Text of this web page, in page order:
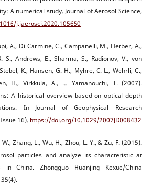
A numerical study. Journal of Aerosol Science,
j.jaerosci.2020.105650
A., Di Carmine, C., Campanelli, M., Herber, A.,
S., Andrews, E., Sharma, S., Radionov, V., von
K., Hansen, G. H., Myhre, C. L., Wehrli, C.,
H., Virkkula, A., … Yamanouchi, T. (2007).
A historical overview based on optical depth
In Journal of Geophysical Research
16). https://doi.org/10.1029/2007JD008432
Zhang, L., Wu, H., Zhou, L. Y., & Zu, F. (2015).
particles and analyze its characteristic at
in China. Zhongguo Huanjing Kexue/China